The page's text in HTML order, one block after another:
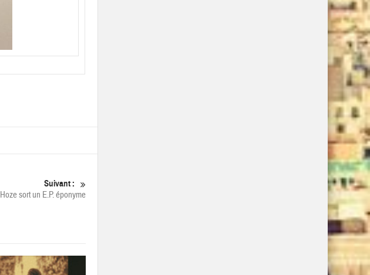
Suivant :
Hoze sort un E.P. éponyme